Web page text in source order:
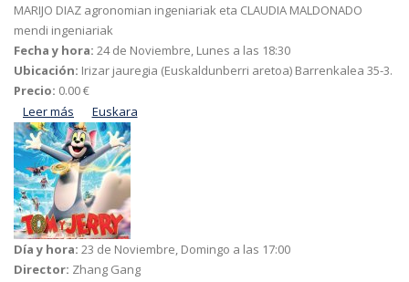
MARIJO DIAZ agronomian ingeniariak eta CLAUDIA MALDONADO
mendi ingeniariak
Fecha y hora: 24 de Noviembre, Lunes a las 18:30
Ubicación: Irizar jauregia (Euskaldunberri aretoa) Barrenkalea 35-3.
Precio: 0.00 €
Leer más acerca de Diagnostikotik mendiaren erabilera anitzera
Euskara
Día y hora: 23 de Noviembre, Domingo a las 17:00
Director: Zhang Gang